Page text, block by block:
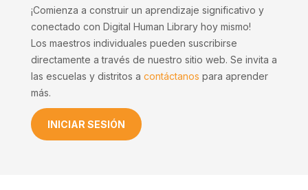
¡Comienza a construir un aprendizaje significativo y
conectado con Digital Human Library hoy mismo!
Los maestros individuales pueden suscribirse
directamente a través de nuestro sitio web. Se invita a
las escuelas y distritos a contáctanos para aprender
más.
INICIAR SESIÓN